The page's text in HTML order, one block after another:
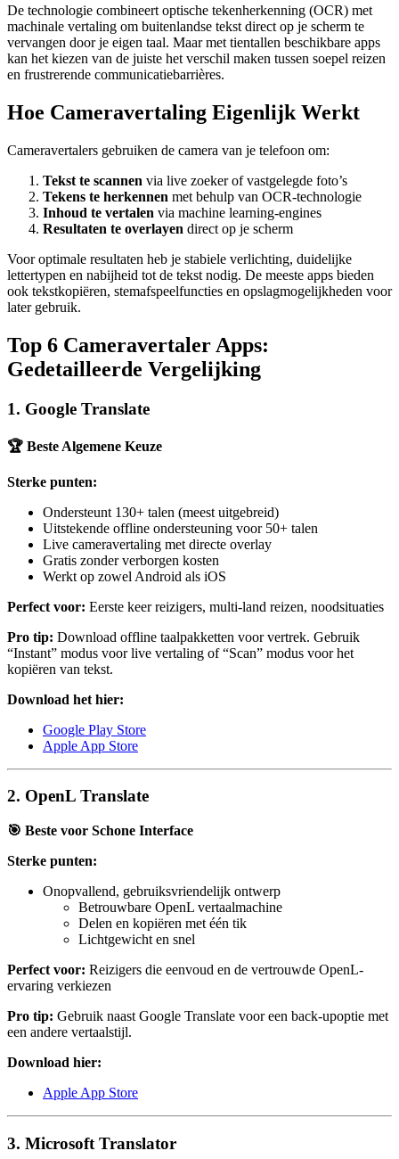
De technologie combineert optische tekenherkenning (OCR) met
machinale vertaling om buitenlandse tekst direct op je scherm te
vervangen door je eigen taal. Maar met tientallen beschikbare apps
kan het kiezen van de juiste het verschil maken tussen soepel reizen
en frustrerende communicatiebarrières.
Hoe Cameravertaling Eigenlijk Werkt
Cameravertalers gebruiken de camera van je telefoon om:
Tekst te scannen via live zoeker of vastgelegde foto’s
Tekens te herkennen met behulp van OCR-technologie
Inhoud te vertalen via machine learning-engines
Resultaten te overlayen direct op je scherm
Voor optimale resultaten heb je stabiele verlichting, duidelijke
lettertypen en nabijheid tot de tekst nodig. De meeste apps bieden
ook tekstkopiëren, stemafspeelfuncties en opslagmogelijkheden voor
later gebruik.
Top 6 Cameravertaler Apps:
Gedetailleerde Vergelijking
1. Google Translate
🏆 Beste Algemene Keuze
Sterke punten:
Ondersteunt 130+ talen (meest uitgebreid)
Uitstekende offline ondersteuning voor 50+ talen
Live cameravertaling met directe overlay
Gratis zonder verborgen kosten
Werkt op zowel Android als iOS
Perfect voor: Eerste keer reizigers, multi-land reizen, noodsituaties
Pro tip: Download offline taalpakketten voor vertrek. Gebruik
“Instant” modus voor live vertaling of “Scan” modus voor het
kopiëren van tekst.
Download het hier:
Google Play Store
Apple App Store
2. OpenL Translate
🎯 Beste voor Schone Interface
Sterke punten:
Onopvallend, gebruiksvriendelijk ontwerp
Betrouwbare OpenL vertaalmachine
Delen en kopiëren met één tik
Lichtgewicht en snel
Perfect voor: Reizigers die eenvoud en de vertrouwde OpenL-
ervaring verkiezen
Pro tip: Gebruik naast Google Translate voor een back-upoptie met
een andere vertaalstijl.
Download hier:
Apple App Store
3. Microsoft Translator